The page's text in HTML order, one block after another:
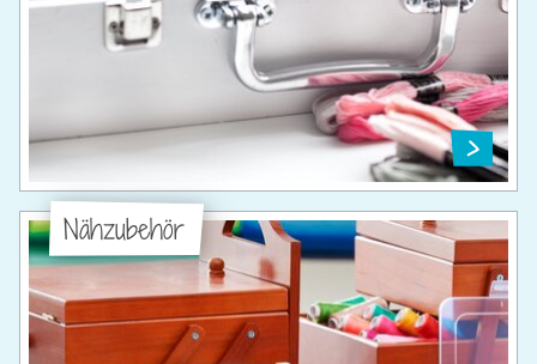
Nähzubehör